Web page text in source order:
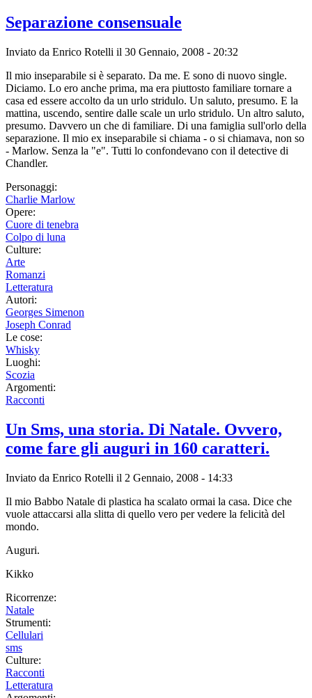
Separazione consensuale
Inviato da Enrico Rotelli il 30 Gennaio, 2008 - 20:32
Il mio inseparabile si è separato. Da me. E sono di nuovo single.
Diciamo. Lo ero anche prima, ma era piuttosto familiare tornare a
casa ed essere accolto da un urlo stridulo. Un saluto, presumo. E la
mattina, uscendo, sentire dalle scale un urlo stridulo. Un altro saluto,
presumo. Davvero un che di familiare. Di una famiglia sull'orlo della
separazione. Il mio ex inseparabile si chiama - o si chiamava, non so
- Marlow. Senza la "e". Tutti lo confondevano con il detective di
Chandler.
Personaggi:
Charlie Marlow
Opere:
Cuore di tenebra
Colpo di luna
Culture:
Arte
Romanzi
Letteratura
Autori:
Georges Simenon
Joseph Conrad
Le cose:
Whisky
Luoghi:
Scozia
Argomenti:
Racconti
Un Sms, una storia. Di Natale. Ovvero,
come fare gli auguri in 160 caratteri.
Inviato da Enrico Rotelli il 2 Gennaio, 2008 - 14:33
Il mio Babbo Natale di plastica ha scalato ormai la casa. Dice che
vuole attaccarsi alla slitta di quello vero per vedere la felicità del
mondo.
Auguri.
Kikko
Ricorrenze:
Natale
Strumenti:
Cellulari
sms
Culture:
Racconti
Letteratura